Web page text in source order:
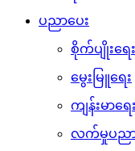
ပညာပေး
စိုက်ပျိုးရေး
မွေးမြူရေး
ကျန်းမာရေး
လက်မှုပည